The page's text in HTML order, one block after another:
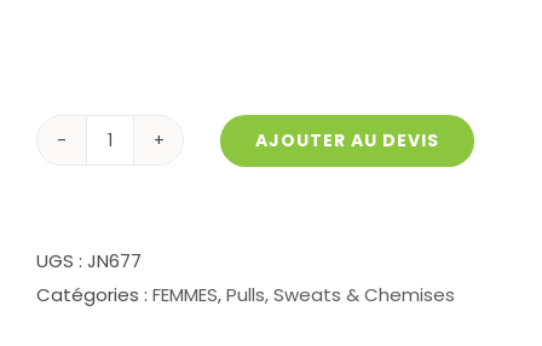
quantité
manches
longues
AJOUTER AU DEVIS
UGS : JN677
Catégories : FEMMES,Pulls, Sweats & Chemises